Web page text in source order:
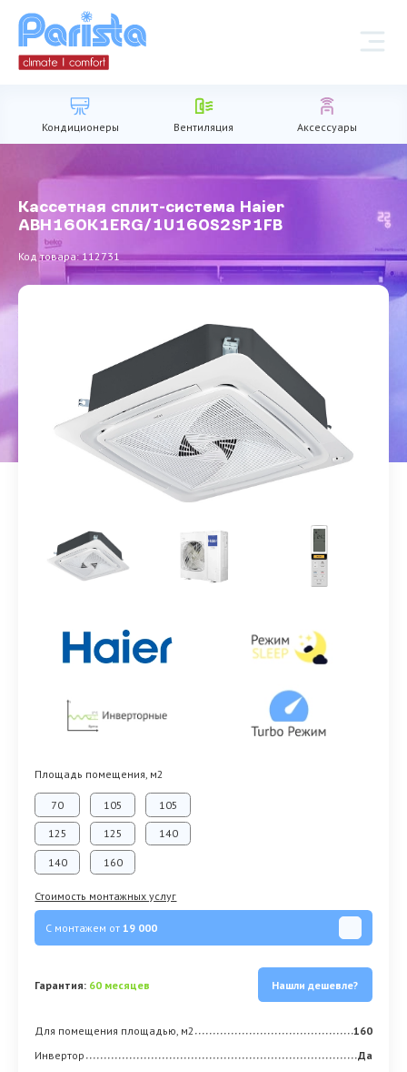
Кондиционеры Вентиляция Аксессуары
Кассетная сплит-система Haier
ABH160K1ERG/1U160S2SP1FB
Код товара: 112731
Площадь помещения, м2
70 105 105
125 125 140
140 160
Стоимость монтажных услуг
С монтажем от19 000
Гарантия: 60 месяцев Нашли дешевле?
Для помещения площадью, м2
160
Инвертор
Да